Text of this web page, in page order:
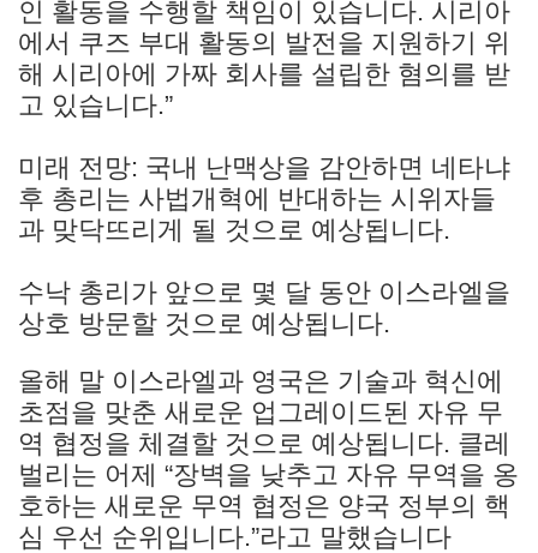
인 활동을 수행할 책임이 있습니다. 시리아
에서 쿠즈 부대 활동의 발전을 지원하기 위
해 시리아에 가짜 회사를 설립한 혐의를 받
고 있습니다.”
미래 전망: 국내 난맥상을 감안하면 네타냐
후 총리는 사법개혁에 반대하는 시위자들
과 맞닥뜨리게 될 것으로 예상됩니다.
수낙 총리가 앞으로 몇 달 동안 이스라엘을
상호 방문할 것으로 예상됩니다.
올해 말 이스라엘과 영국은 기술과 혁신에
초점을 맞춘 새로운 업그레이드된 자유 무
역 협정을 체결할 것으로 예상됩니다. 클레
벌리는 어제 “장벽을 낮추고 자유 무역을 옹
호하는 새로운 무역 협정은 양국 정부의 핵
심 우선 순위입니다.”라고 말했습니다